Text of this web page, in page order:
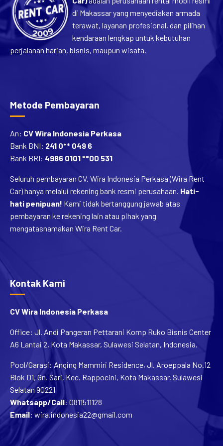
di Makassar yang menyediakan armada
terawat, layanan profesional, dan pilihan
kendaraan lengkap untuk kebutuhan
perjalanan harian, bisnis, maupun wisata.
Metode Pembayaran
An: CV Wira Indonesia Perkasa
Bank BNI: 241 0** 049 6
Bank BRI: 4986 0101 **00 531
Seluruh pembayaran CV. Wira Indonesia Perkasa (Wira Rent
Car) hanya melalui rekening bank resmi perusahaan. Hati-
hati penipuan! Kami tidak bertanggung jawab atas
pembayaran ke rekening lain atau pihak yang
mengatasnamakan Wira Rent Car.
Kontak Kami
CV Wira Indonesia Perkasa
Office: Jl. Andi Pangeran Pettarani Komp Ruko Bisnis Center
A6 Lantai 2, Kota Makassar, Sulawesi Selatan, Indonesia.
Pool/Garasi: Anging Mammiri Residence, Jl. Aroeppala No.12
Blok D1, Gn. Sari, Kec. Rappocini, Kota Makassar, Sulawesi
Selatan 90221
Whatsapp/Call: 0811511128
Email: wira.indonesia22@gmail.com